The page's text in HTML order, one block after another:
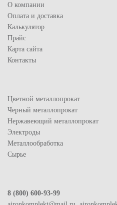
О компании
Оплата и доставка
Калькулятор
Прайс
Карта сайта
Контакты
Цветной металлопрокат
Черный металлопрокат
Нержавеющий металлопрокат
Электроды
Металлообработка
Сырье
8 (800) 600-93-99